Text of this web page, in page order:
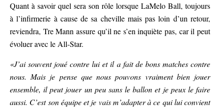
Quant à savoir quel sera son rôle lorsque LaMelo Ball, toujours
à l’infirmerie à cause de sa cheville mais pas loin d’un retour,
reviendra, Tre Mann assure qu’il ne s’en inquiète pas, car il peut
évoluer avec le All-Star.
«J’ai souvent joué contre lui et il a fait de bons matches contre
nous. Mais je pense que nous pouvons vraiment bien jouer
ensemble, il peut jouer un peu sans le ballon et je peux le faire
aussi. C’est son équipe et je vais m’adapter à ce qui lui convient